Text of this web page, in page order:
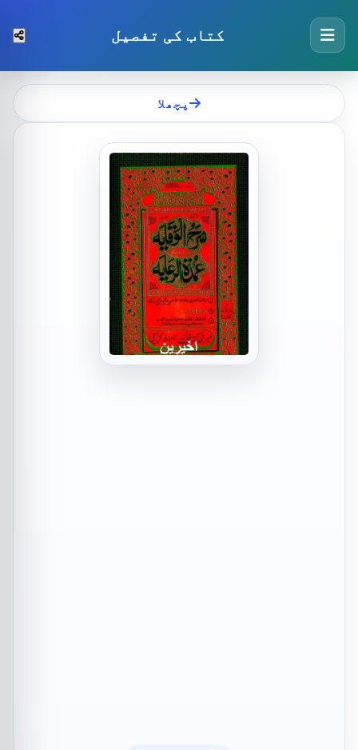
کتاب کی تفصیل
پچھلا